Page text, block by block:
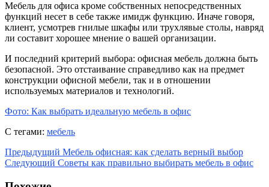
Мебель для офиса кроме собственных непосредственных
функций несет в себе также имидж функцию. Иначе говоря,
клиент, усмотрев гнилые шкафы или трухлявые столы, навряд
ли составит хорошее мнение о вашей организации.
И последний критерий выбора: офисная мебель должна быть
безопасной. Это отстаивание справедливо как на предмет
конструкции офисной мебели, так и в отношении
используемых материалов и технологий.
Фото: Как выбрать идеальную мебель в офис
С тегами: мебель
Предыдущий Мебель офисная: как сделать верный выбор
Следующий Советы как правильно выбирать мебель в офис